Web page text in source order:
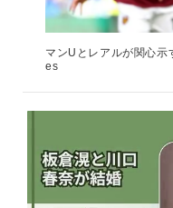
マンUとレアルが関心
es